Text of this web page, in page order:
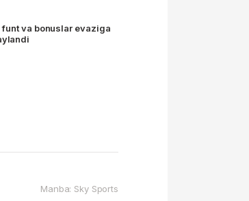
va bonuslar evaziga
Manba: Sky Sports